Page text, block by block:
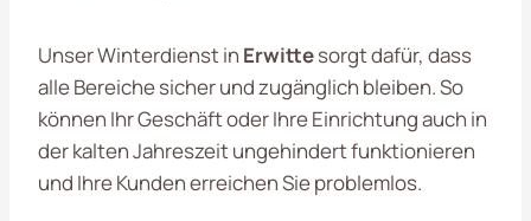
Unser Winterdienst in Erwittesorgt dafür, dass
alle Bereiche sicher und zugänglich bleiben. So
können Ihr Geschäft oder Ihre Einrichtung auch in
der kalten Jahreszeit ungehindert funktionieren
und Ihre Kunden erreichen Sie problemlos.